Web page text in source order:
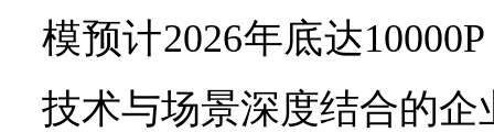
模预计2026年底达
技术与场景深度结合的企